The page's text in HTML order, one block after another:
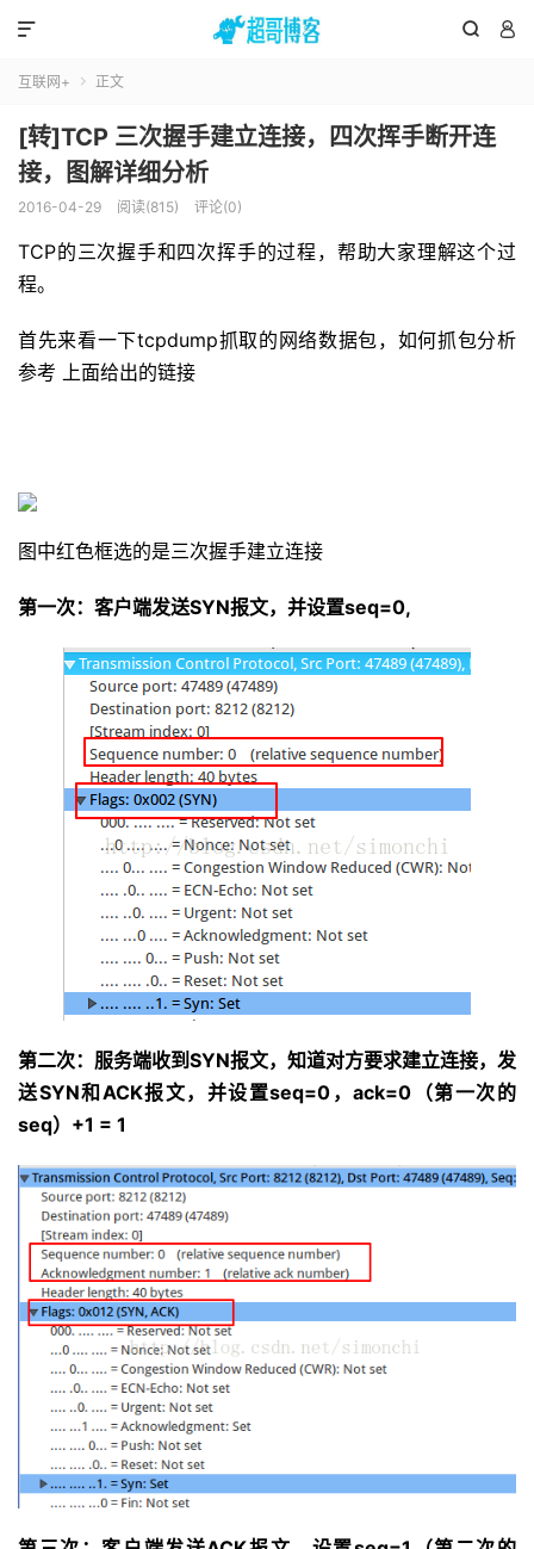
 

互联网+  正文
[转]TCP 三次握手建立连接，四次挥手断开连
接，图解详细分析
2016-04-29 阅读(815) 评论(0)
TCP的三次握手和四次挥手的过程，帮助大家理解这个过
程。
首先来看一下tcpdump抓取的网络数据包，如何抓包分析
参考 上面给出的链接
图中红色框选的是三次握手建立连接
第一次：客户端发送SYN报文，并设置seq=0,
第二次：服务端收到SYN报文，知道对方要求建立连接，发
送SYN和ACK报文，并设置seq=0，ack=0（第一次的
seq）+1 = 1